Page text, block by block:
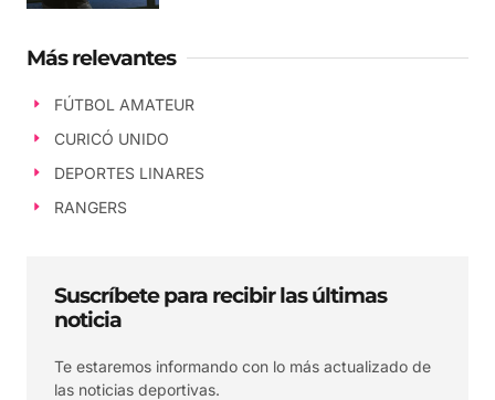
Más relevantes
FÚTBOL AMATEUR
CURICÓ UNIDO
DEPORTES LINARES
RANGERS
Suscríbete para recibir las últimas
noticia
Te estaremos informando con lo más actualizado de
las noticias deportivas.